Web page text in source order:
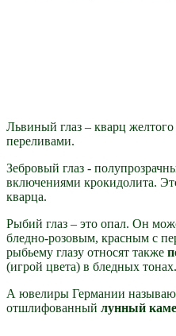
Львиный глаз – кварц
переливами.
Зебровый глаз -
включениями крокидолита.
кварца.
Рыбий глаз – это опал. Он
бледно-розовым, красным с
рыбьему глазу относят также
(игрой цвета) в бледных тонах.
А ювелиры Германии
отшлифованный лунный